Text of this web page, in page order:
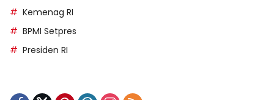
Kemenag RI
BPMI Setpres
Presiden RI